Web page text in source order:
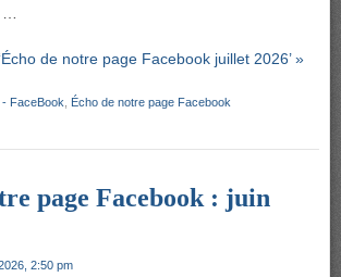
de notre page Facebook juillet 2026’ »
FaceBook Écho de notre page Facebook
page Facebook : juin
2:50 pm